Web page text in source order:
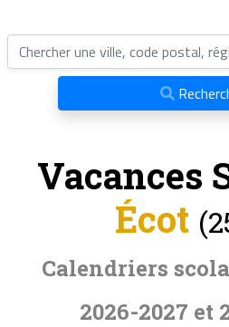
Vacances
Écot
Calendriers
2026-2027 et